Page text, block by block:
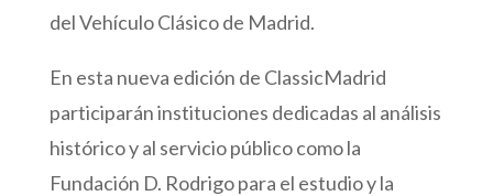
del Vehículo Clásico de Madrid.
En esta nueva edición de ClassicMadrid
participarán instituciones dedicadas al análisis
histórico y al servicio público como la
Fundación D. Rodrigo para el estudio y la